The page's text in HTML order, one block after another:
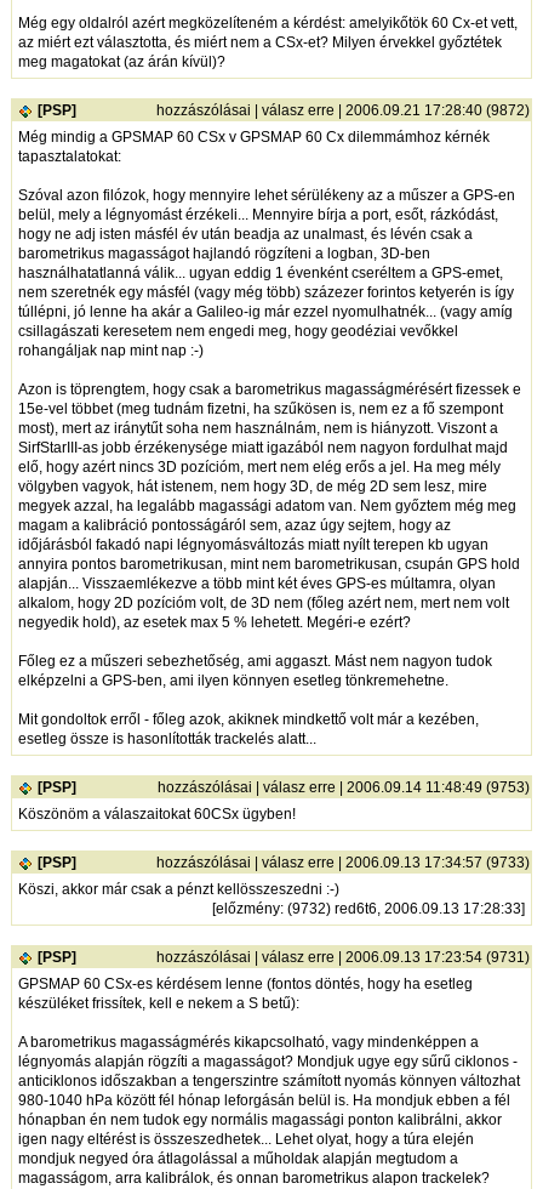
Még egy oldalról azért megközelíteném a kérdést: amelyikőtök 60 Cx-et vett,
az miért ezt választotta, és miért nem a CSx-et? Milyen érvekkel győztétek
meg magatokat (az árán kívül)?
[PSP] hozzászólásai |válasz erre | 2006.09.21 17:28:40 (9872)
Még mindig a GPSMAP 60 CSx v GPSMAP 60 Cx dilemmámhoz kérnék
tapasztalatokat:
Szóval azon filózok, hogy mennyire lehet sérülékeny az a műszer a GPS-en
belül, mely a légnyomást érzékeli... Mennyire bírja a port, esőt, rázkódást,
hogy ne adj isten másfél év után beadja az unalmast, és lévén csak a
barometrikus magasságot hajlandó rögzíteni a logban, 3D-ben
használhatatlanná válik... ugyan eddig 1 évenként cseréltem a GPS-emet,
nem szeretnék egy másfél (vagy még több) százezer forintos ketyerén is így
túllépni, jó lenne ha akár a Galileo-ig már ezzel nyomulhatnék... (vagy amíg
csillagászati keresetem nem engedi meg, hogy geodéziai vevőkkel
rohangáljak nap mint nap :-)
Azon is töprengtem, hogy csak a barometrikus magasságmérésért fizessek e
15e-vel többet (meg tudnám fizetni, ha szűkösen is, nem ez a fő szempont
most), mert az iránytűt soha nem használnám, nem is hiányzott. Viszont a
SirfStarIII-as jobb érzékenysége miatt igazából nem nagyon fordulhat majd
elő, hogy azért nincs 3D pozícióm, mert nem elég erős a jel. Ha meg mély
völgyben vagyok, hát istenem, nem hogy 3D, de még 2D sem lesz, mire
megyek azzal, ha legalább magassági adatom van. Nem győztem még meg
magam a kalibráció pontosságáról sem, azaz úgy sejtem, hogy az
időjárásból fakadó napi légnyomásváltozás miatt nyílt terepen kb ugyan
annyira pontos barometrikusan, mint nem barometrikusan, csupán GPS hold
alapján... Visszaemlékezve a több mint két éves GPS-es múltamra, olyan
alkalom, hogy 2D pozícióm volt, de 3D nem (főleg azért nem, mert nem volt
negyedik hold), az esetek max 5 % lehetett. Megéri-e ezért?
Főleg ez a műszeri sebezhetőség, ami aggaszt. Mást nem nagyon tudok
elképzelni a GPS-ben, ami ilyen könnyen esetleg tönkremehetne.
Mit gondoltok erről - főleg azok, akiknek mindkettő volt már a kezében,
esetleg össze is hasonlították trackelés alatt...
[PSP] hozzászólásai |válasz erre | 2006.09.14 11:48:49 (9753)
Köszönöm a válaszaitokat 60CSx ügyben!
[PSP] hozzászólásai |válasz erre | 2006.09.13 17:34:57 (9733)
Köszi, akkor már csak a pénzt kellösszeszedni :-)
[előzmény: (9732) red6t6, 2006.09.13 17:28:33]
[PSP] hozzászólásai |válasz erre | 2006.09.13 17:23:54 (9731)
GPSMAP 60 CSx-es kérdésem lenne (fontos döntés, hogy ha esetleg
készüléket frissítek, kell e nekem a S betű):
A barometrikus magasságmérés kikapcsolható, vagy mindenképpen a
légnyomás alapján rögzíti a magasságot? Mondjuk ugye egy sűrű ciklonos -
anticiklonos időszakban a tengerszintre számított nyomás könnyen változhat
980-1040 hPa között fél hónap leforgásán belül is. Ha mondjuk ebben a fél
hónapban én nem tudok egy normális magassági ponton kalibrálni, akkor
igen nagy eltérést is összeszedhetek... Lehet olyat, hogy a túra elején
mondjuk negyed óra átlagolással a műholdak alapján megtudom a
magasságom, arra kalibrálok, és onnan barometrikus alapon trackelek?